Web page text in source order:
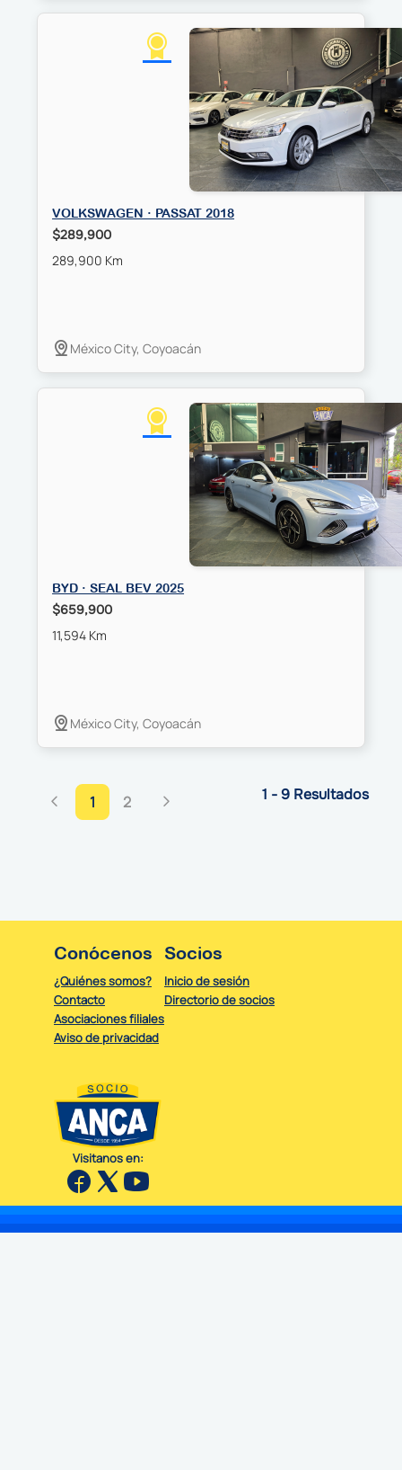
VOLKSWAGEN · PASSAT 2018
$289,900
289,900 Km
México City, Coyoacán
BYD · SEAL BEV 2025
$659,900
11,594 Km
México City, Coyoacán
1 2 1 - 9 Resultados
Conócenos
¿Quiénes somos?
Contacto
Asociaciones filiales
Aviso de privacidad
Socios
Inicio de sesión
Directorio de socios
Visitanos en: